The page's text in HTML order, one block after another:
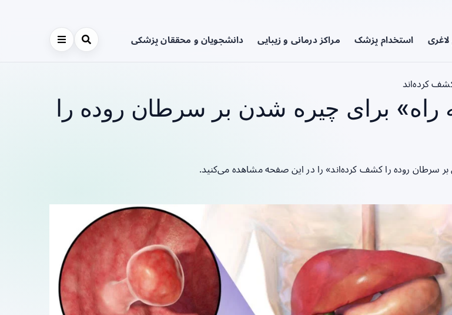
لاغری استخدام پزشک مراکز درمانی و زیبایی دانشجویان و محققان پزشکی
کرده‌اند
برای چیره شدن بر سرطان روده را
سرطان روده را کشف کرده‌اند» را در این صفحه مشاهده می‌کنید.